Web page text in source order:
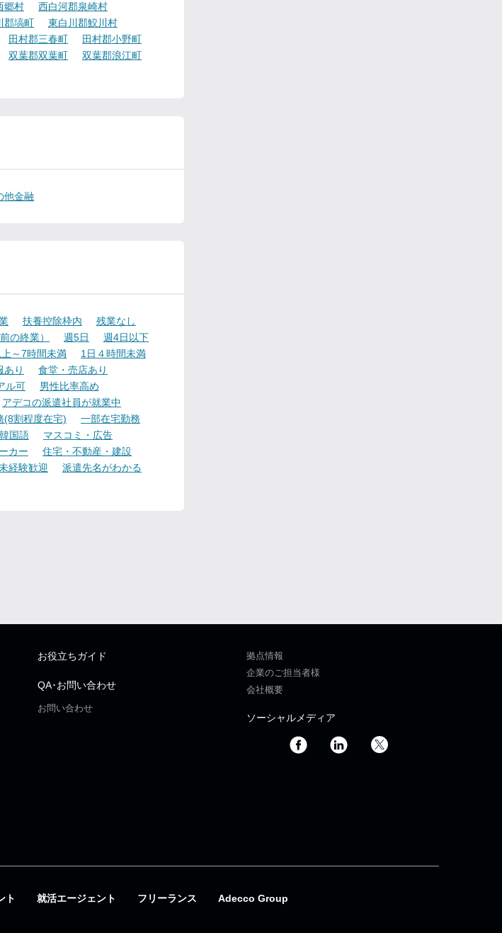
郷村
西白河郡泉崎村
郡塙町
東白川郡鮫川村
田村郡三春町
田村郡小野町
双葉郡双葉町
双葉郡浪江町
他金融
扶養控除枠内
残業なし
の終業） 週5日
週4日以下
～7時間未満
1日４時間未満
あり
食堂・売店あり
ル可
男性比率高め
アデコの派遣社員が就業中
(8割程度在宅)
一部在宅勤務
韓国語
マスコミ・広告
カー
住宅・不動産・建設
経験歓迎
派遣先名がわかる
お役立ちガイド
QA･お問い合わせ
お問い合わせ
拠点情報
企業のご担当者様
会社概要
ソーシャルメディア
ト 就活エージェント フリーランス Adecco Group